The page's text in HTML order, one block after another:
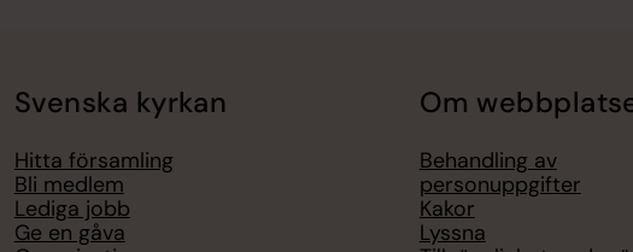
Svenska kyrkan
Hitta församling
Bli medlem
Lediga jobb
Ge en gåva
Om
Behandling av
personuppgifter
Kakor
Lyssna